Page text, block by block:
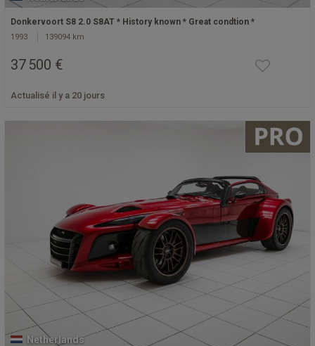
Donkervoort S8 2.0 S8AT * History known * Great condtion *
1993 139094 km
37 500 €
Actualisé il y a 20 jours
Netherlands